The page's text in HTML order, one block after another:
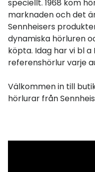
speciellt. 1968 kom
marknaden och det
Sennheisers
dynamiska hörluren
köpta. Idag har vi bl a
referenshörlur varje
Välkommen in till
hörlurar från